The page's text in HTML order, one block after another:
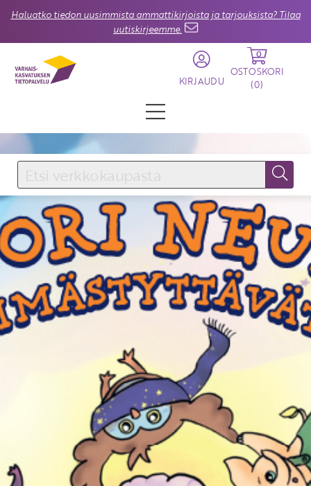
Haluatko tiedon uusimmista ammattikirjoista ja tarjouksista? Tilaa
uutiskirjeemme.
KIRJAUDU
0
OSTOSKORI
(0)
KIRJAUDU SISÄÄN
Käyttäjätunnus
Salasana
Unohtuiko salasana?
Etkö ole vielä Varhaiskasvatuksen Tietopalvelun
Liity tästä!